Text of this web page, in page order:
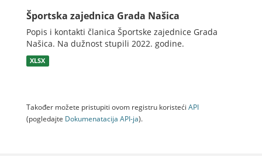
Športska zajednica Grada Našica
Popis i kontakti članica Športske zajednice Grada
Našica. Na dužnost stupili 2022. godine.
XLSX
Također možete pristupiti ovom registru koristeći API
(pogledajte Dokumenаtаcijа API-jа).